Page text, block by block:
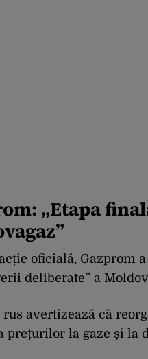
„Etapa
oficială, Gazprom
deliberate” a
avertizează că
prețurilor la gaze și la